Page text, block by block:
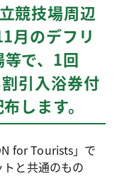
競技場周辺
月のデフリ
で、1回
引入浴券付
します。
for Tourists」で
と共通のもの